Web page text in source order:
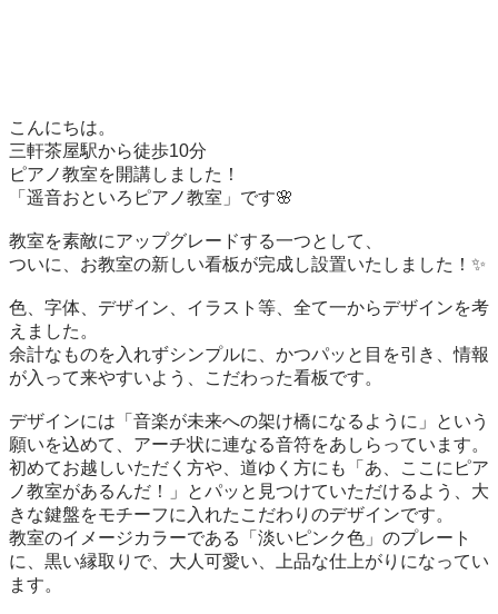
こんにちは。
三軒茶屋駅から徒歩10分
ピアノ教室を開講しました！
「遥音おといろピアノ教室」です🌸
教室を素敵にアップグレードする一つとして、
ついに、お教室の新しい看板が完成し設置いたしました！✨
色、字体、デザイン、イラスト等、全て一からデザインを考
えました。
余計なものを入れずシンプルに、かつパッと目を引き、情報
が入って来やすいよう、こだわった看板です。
デザインには「音楽が未来への架け橋になるように」という
願いを込めて、アーチ状に連なる音符をあしらっています。
初めてお越しいただく方や、道ゆく方にも「あ、ここにピア
ノ教室があるんだ！」とパッと見つけていただけるよう、大
きな鍵盤をモチーフに入れたこだわりのデザインです。
教室のイメージカラーである「淡いピンク色」のプレート
に、黒い縁取りで、大人可愛い、上品な仕上がりになってい
ます。